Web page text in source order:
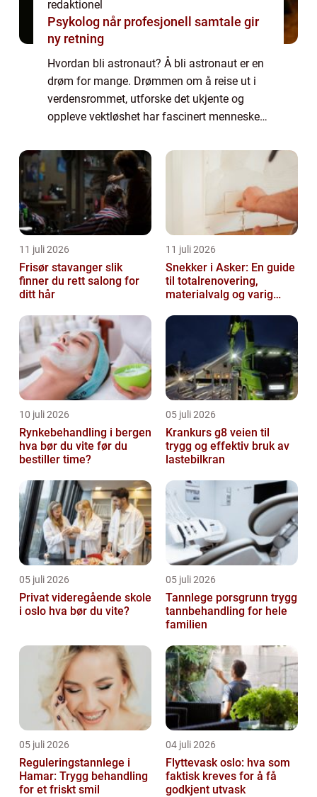
redaktionel
Psykolog når profesjonell samtale gir
ny retning
Hvordan bli astronaut? Å bli astronaut er en
drøm for mange. Drømmen om å reise ut i
verdensrommet, utforske det ukjente og
oppleve vektløshet har fascinert mennesker i
egentlig å bli astronaut? Hvordan kan man
opp...
11 juli 2026
Frisør stavanger slik
finner du rett salong for
ditt hår
11 juli 2026
Snekker i Asker: En guide
til totalrenovering,
materialvalg og varig
10 juli 2026
Rynkebehandling i bergen
hva bør du vite før du
bestiller time?
05 juli 2026
Krankurs g8 veien til
trygg og effektiv bruk av
lastebilkran
05 juli 2026
Privat videregående skole
i oslo hva bør du vite?
05 juli 2026
Tannlege porsgrunn trygg
tannbehandling for hele
familien
05 juli 2026
Reguleringstannlege i
Hamar: Trygg behandling
for et friskt smil
04 juli 2026
Flyttevask oslo: hva som
faktisk kreves for å få
godkjent utvask